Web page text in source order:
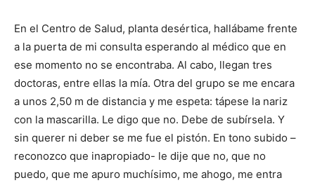
En el Centro de Salud, planta desértica, hallábame frente
a la puerta de mi consulta esperando al médico que en
ese momento no se encontraba. Al cabo, llegan tres
doctoras, entre ellas la mía. Otra del grupo se me encara
a unos 2,50 m de distancia y me espeta: tápese la nariz
con la mascarilla. Le digo que no. Debe de subírsela. Y
sin querer ni deber se me fue el pistón. En tono subido –
reconozco que inapropiado- le dije que no, que no
puedo, que me apuro muchísimo, me ahogo, me entra